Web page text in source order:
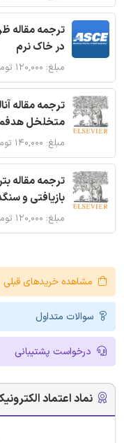
ترجمه مقاله
در خاک نرم
مبلغ: ۱۲۰,۰۰۰ تومان
ترجمه مقاله
متخلخل
مبلغ: ۱۴۰,۰۰۰ تومان
ترجمه مقاله
بازیافتی و
مبلغ: ۱۲۰,۰۰۰ تومان
مشاهده خریدهای قبلی
سوالات متداول
درخواست پشتیبانی
نماد اعتماد